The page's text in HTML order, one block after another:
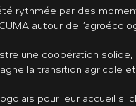
rythmée par des
autour de
une coopération
la transition agricole
pour leur accueil si